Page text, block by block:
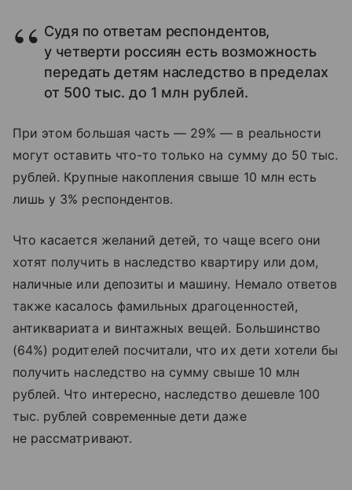
Судя по ответам респондентов,
у четверти россиян есть возможность
передать детям наследство в пределах
от 500 тыс. до 1 млн рублей.
При этом большая часть — 29% — в реальности
могут оставить что-то только на сумму до 50 тыс.
рублей. Крупные накопления свыше 10 млн есть
лишь у 3% респондентов.
Что касается желаний детей, то чаще всего они
хотят получить в наследство квартиру или дом,
наличные или депозиты и машину. Немало ответов
также касалось фамильных драгоценностей,
антиквариата и винтажных вещей. Большинство
(64%) родителей посчитали, что их дети хотели бы
получить наследство на сумму свыше 10 млн
рублей. Что интересно, наследство дешевле 100
тыс. рублей современные дети даже
не рассматривают.